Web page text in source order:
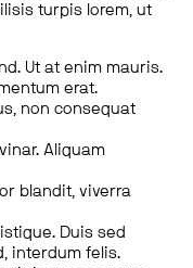
turpis lorem, ut
Ut at enim mauris.
erat.
non consequat
Aliquam
blandit, viverra
Duis sed
interdum felis.